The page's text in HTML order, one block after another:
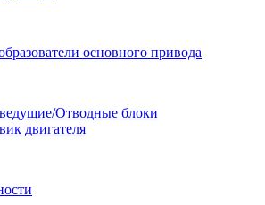
основного привода
Отводные блоки
двигателя